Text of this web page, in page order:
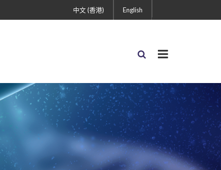
English
中文 (香港)